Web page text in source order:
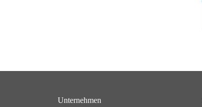
Unternehmen